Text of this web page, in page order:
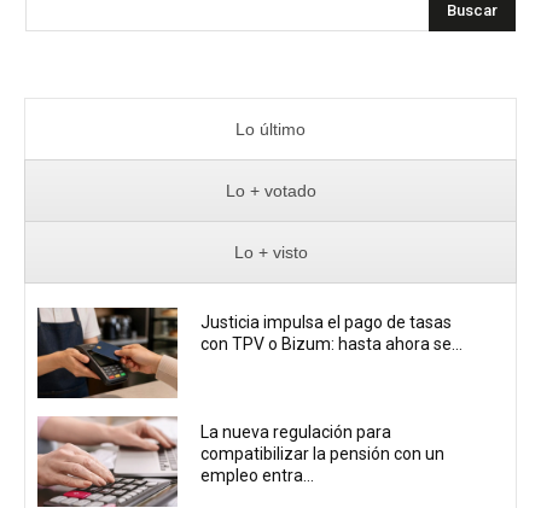
Buscar
Lo último
Lo + votado
Lo + visto
Justicia impulsa el pago de tasas
con TPV o Bizum: hasta ahora se...
La nueva regulación para
compatibilizar la pensión con un
empleo entra...